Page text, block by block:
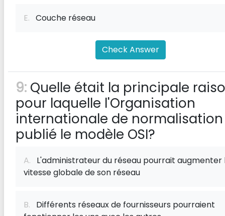
E. Couche réseau
Check Answer
9: Quelle était la principale
pour laquelle l'Organisation
internationale de
publié le modèle OSI?
A. L'administrateur du réseau pourrait augmenter
vitesse globale de son réseau
B. Différents réseaux de fournisseurs pourraient